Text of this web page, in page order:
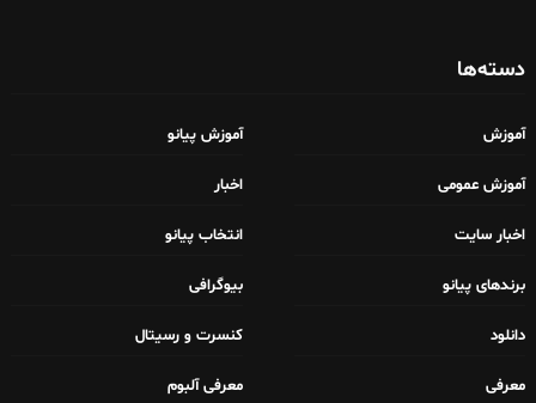
دسته‌ها
آموزش آموزش پیانو
آموزش عمومی اخبار
اخبار سایت انتخاب پیانو
برندهای پیانو بیوگرافی
دانلود کنسرت و رسیتال
معرفی معرفی آلبوم